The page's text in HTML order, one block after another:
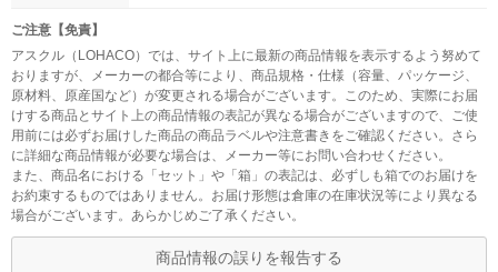
ご注意【免責】
アスクル（LOHACO）では、サイト上に最新の商品情報を表示するよう努めて
おりますが、メーカーの都合等により、商品規格・仕様（容量、パッケージ、
原材料、原産国など）が変更される場合がございます。このため、実際にお届
けする商品とサイト上の商品情報の表記が異なる場合がございますので、ご使
用前には必ずお届けした商品の商品ラベルや注意書きをご確認ください。さら
に詳細な商品情報が必要な場合は、メーカー等にお問い合わせください。
また、商品名における「セット」や「箱」の表記は、必ずしも箱でのお届けを
お約束するものではありません。お届け形態は倉庫の在庫状況等により異なる
場合がございます。あらかじめご了承ください。
商品情報の誤りを報告する